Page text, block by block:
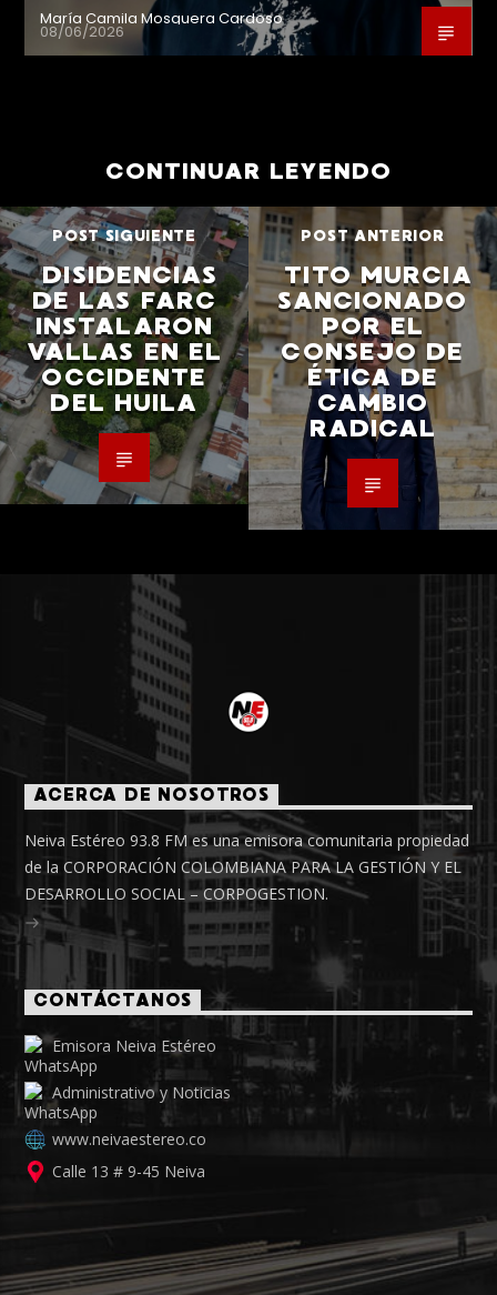
María Camila Mosquera Cardoso
08/06/2026
CONTINUAR LEYENDO
POST SIGUIENTE
DISIDENCIAS
DE LAS FARC
INSTALARON
VALLAS EN EL
OCCIDENTE
DEL HUILA
POST ANTERIOR
TITO MURCIA
SANCIONADO
POR EL
CONSEJO DE
ÉTICA DE
CAMBIO
RADICAL
ACERCA DE NOSOTROS
Neiva Estéreo 93.8 FM es una emisora comunitaria propiedad
de la CORPORACIÓN COLOMBIANA PARA LA GESTIÓN Y EL
DESARROLLO SOCIAL – CORPOGESTION.
CONTÁCTANOS
Emisora Neiva Estéreo
Administrativo y Noticias
www.neivaestereo.co
Calle 13 # 9-45 Neiva